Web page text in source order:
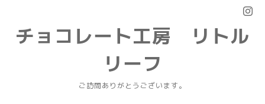
チョコレート工房 リトル
リーフ
ご訪問ありがとうございます。